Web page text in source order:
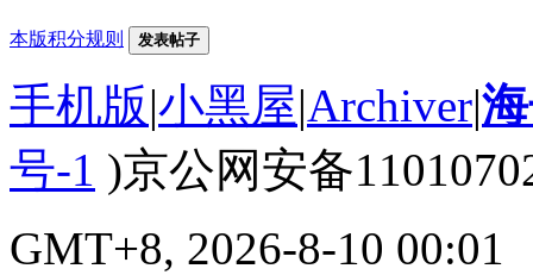
本版积分规则 发表帖子
手机版|小黑屋|Archiver|
号-1 )京公网安备
GMT+8, 2026-8-10 00:01